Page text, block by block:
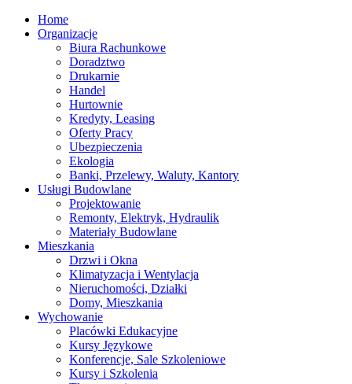
Home
Organizacje
Biura Rachunkowe
Doradztwo
Drukarnie
Handel
Hurtownie
Kredyty, Leasing
Oferty Pracy
Ubezpieczenia
Ekologia
Banki, Przelewy, Waluty, Kantory
Usługi Budowlane
Projektowanie
Remonty, Elektryk, Hydraulik
Materiały Budowlane
Mieszkania
Drzwi i Okna
Klimatyzacja i Wentylacja
Nieruchomości, Działki
Domy, Mieszkania
Wychowanie
Placówki Edukacyjne
Kursy Językowe
Konferencje, Sale Szkoleniowe
Kursy i Szkolenia